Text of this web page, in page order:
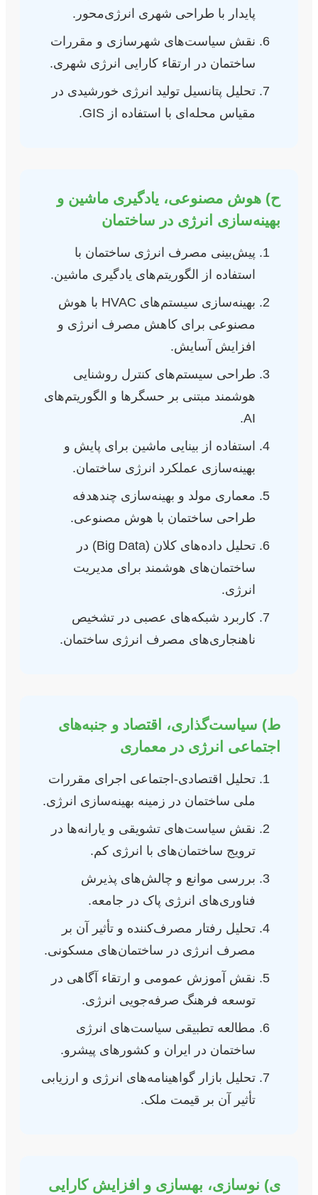
پایدار با طراحی شهری انرژی‌محور.
نقش سیاست‌های شهرسازی و مقررات
ساختمان در ارتقاء کارایی انرژی شهری.
تحلیل پتانسیل تولید انرژی خورشیدی در
مقیاس محله‌ای با استفاده از GIS.
ح) هوش مصنوعی، یادگیری ماشین و
بهینه‌سازی انرژی در ساختمان
پیش‌بینی مصرف انرژی ساختمان با
استفاده از الگوریتم‌های یادگیری ماشین.
بهینه‌سازی سیستم‌های HVAC با هوش
مصنوعی برای کاهش مصرف انرژی و
افزایش آسایش.
طراحی سیستم‌های کنترل روشنایی
هوشمند مبتنی بر حسگرها و الگوریتم‌های
AI.
استفاده از بینایی ماشین برای پایش و
بهینه‌سازی عملکرد انرژی ساختمان.
معماری مولد و بهینه‌سازی چندهدفه
طراحی ساختمان با هوش مصنوعی.
تحلیل داده‌های کلان (Big Data) در
ساختمان‌های هوشمند برای مدیریت
انرژی.
کاربرد شبکه‌های عصبی در تشخیص
ناهنجاری‌های مصرف انرژی ساختمان.
ط) سیاست‌گذاری، اقتصاد و جنبه‌های
اجتماعی انرژی در معماری
تحلیل اقتصادی-اجتماعی اجرای مقررات
ملی ساختمان در زمینه بهینه‌سازی انرژی.
نقش سیاست‌های تشویقی و یارانه‌ها در
ترویج ساختمان‌های با انرژی کم.
بررسی موانع و چالش‌های پذیرش
فناوری‌های انرژی پاک در جامعه.
تحلیل رفتار مصرف‌کننده و تأثیر آن بر
مصرف انرژی در ساختمان‌های مسکونی.
نقش آموزش عمومی و ارتقاء آگاهی در
توسعه فرهنگ صرفه‌جویی انرژی.
مطالعه تطبیقی سیاست‌های انرژی
ساختمان در ایران و کشورهای پیشرو.
تحلیل بازار گواهینامه‌های انرژی و ارزیابی
تأثیر آن بر قیمت ملک.
ی) نوسازی، بهسازی و افزایش کارایی